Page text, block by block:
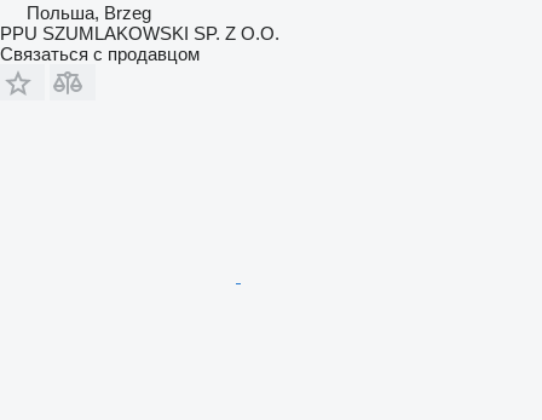
Польша, Brzeg
PPU SZUMLAKOWSKI SP. Z O.O.
Связаться с продавцом